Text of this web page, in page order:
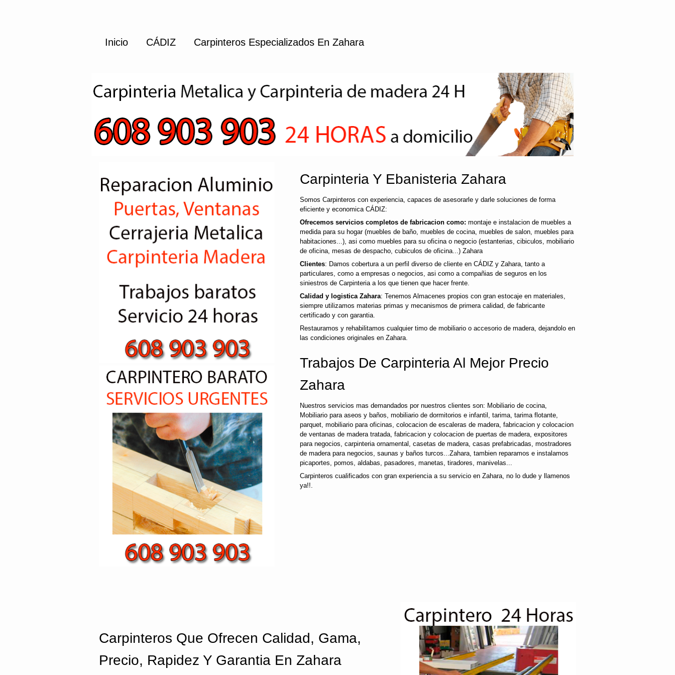
Inicio CÁDIZ Carpinteros Especializados En Zahara
Carpinteria Y Ebanisteria Zahara
Somos Carpinteros con experiencia, capaces de asesorarle y darle soluciones de forma
eficiente y economica CÁDIZ:
Ofrecemos servicios completos de fabricacion como: montaje e instalacion de muebles a
medida para su hogar (muebles de baño, muebles de cocina, muebles de salon, muebles para
habitaciones...), asi como muebles para su oficina o negocio (estanterias, cibiculos, mobiliario
de oficina, mesas de despacho, cubiculos de oficina...) Zahara
Clientes: Damos cobertura a un perfil diverso de cliente en CÁDIZ y Zahara, tanto a
particulares, como a empresas o negocios, asi como a compañias de seguros en los
siniestros de Carpinteria a los que tienen que hacer frente.
Calidad y logistica Zahara: Tenemos Almacenes propios con gran estocaje en materiales,
siempre utilizamos materias primas y mecanismos de primera calidad, de fabricante
certificado y con garantia.
Restauramos y rehabilitamos cualquier timo de mobiliario o accesorio de madera, dejandolo en
las condiciones originales en Zahara.
Trabajos De Carpinteria Al Mejor Precio
Zahara
Nuestros servicios mas demandados por nuestros clientes son: Mobiliario de cocina,
Mobiliario para aseos y baños, mobiliario de dormitorios e infantil, tarima, tarima flotante,
parquet, mobiliario para oficinas, colocacion de escaleras de madera, fabricacion y colocacion
de ventanas de madera tratada, fabricacion y colocacion de puertas de madera, expositores
para negocios, carpinteria ornamental, casetas de madera, casas prefabricadas, mostradores
de madera para negocios, saunas y baños turcos...Zahara, tambien reparamos e instalamos
picaportes, pomos, aldabas, pasadores, manetas, tiradores, manivelas...
Carpinteros cualificados con gran experiencia a su servicio en Zahara, no lo dude y llamenos
ya!!.
Carpinteros Que Ofrecen Calidad, Gama,
Precio, Rapidez Y Garantia En Zahara